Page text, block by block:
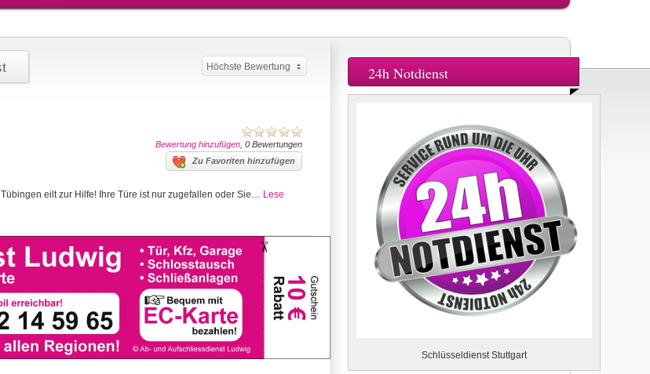
Höchste Bewertung
Bewertung hinzufügen , 0 Bewertungen
Zu Favoriten hinzufügen
eilt zur Hilfe! Ihre Türe ist nur zugefallen oder Sie… Lese
24h Notdienst
Schlüsseldienst Stuttgart